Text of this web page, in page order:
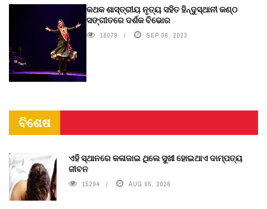
କଥକ ଶାସ୍ତ୍ରୀୟ ନୃତ୍ୟ ସହିତ ହିନ୍ଦୁସ୍ଥାନୀ କଣ୍ଠ
ସଙ୍ଗୀତରେ ଦର୍ଶକ ବିଭୋର
18079 SEP 06, 2023
ବିଶେଷ
ଏହି ସ୍ଥାନରେ କଳାଜାଇ ଥିଲେ ସୁଖୀ ହୋଇଥାଏ ଦାମ୍ପତ୍ୟ
ଜୀବନ
15294 AUG 05, 2026